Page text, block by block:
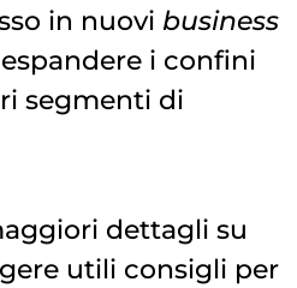
in nuovi business
i confini
segmenti di
dettagli su
utili consigli per